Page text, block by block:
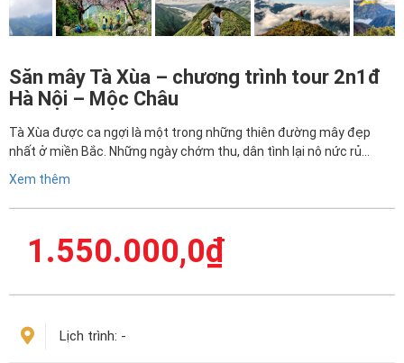
Săn mây Tà Xùa – chương trình tour 2n1đ
Hà Nội – Mộc Châu
Tà Xùa được ca ngợi là một trong những thiên đường mây đẹp
nhất ở miền Bắc. Những ngày chớm thu, dân tình lại nô nức rủ…
Xem thêm
1.550.000,0₫
Lịch trình: -